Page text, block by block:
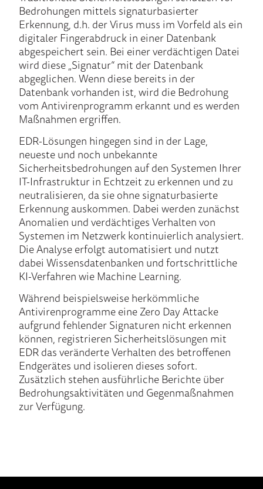
Bedrohungen mittels signaturbasierter
Erkennung, d.h. der Virus muss im Vorfeld als ein
digitaler Fingerabdruck in einer Datenbank
abgespeichert sein. Bei einer verdächtigen Datei
wird diese „Signatur“ mit der Datenbank
abgeglichen. Wenn diese bereits in der
Datenbank vorhanden ist, wird die Bedrohung
vom Antivirenprogramm erkannt und es werden
Maßnahmen ergriffen.
EDR-Lösungen hingegen sind in der Lage,
neueste und noch unbekannte
Sicherheitsbedrohungen auf den Systemen Ihrer
IT-Infrastruktur in Echtzeit zu erkennen und zu
neutralisieren, da sie ohne signaturbasierte
Erkennung auskommen. Dabei werden zunächst
Anomalien und verdächtiges Verhalten von
Systemen im Netzwerk kontinuierlich analysiert.
Die Analyse erfolgt automatisiert und nutzt
dabei Wissensdatenbanken und fortschrittliche
KI-Verfahren wie Machine Learning.
Während beispielsweise herkömmliche
Antivirenprogramme eine Zero Day Attacke
aufgrund fehlender Signaturen nicht erkennen
können, registrieren Sicherheitslösungen mit
EDR das veränderte Verhalten des betroffenen
Endgerätes und isolieren dieses sofort.
Zusätzlich stehen ausführliche Berichte über
Bedrohungsaktivitäten und Gegenmaßnahmen
zur Verfügung.